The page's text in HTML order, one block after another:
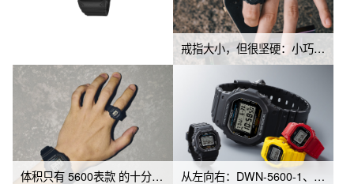
圈与表带的主要树脂部件采用生物质树脂，使用可再生有机资源为
表款随附硅胶材质专用展示台的特别包装，使其成为兼具佩戴与收
藏价值的小型G-SHOCK。
戒指大小，但很坚硬：小巧的 G-SHOCK 具有防震和 200米防水功能
体积只有 5600表款 的十分之一 从左向右：DWN-5600-1、DWN-5600-9、DWN-5600-4